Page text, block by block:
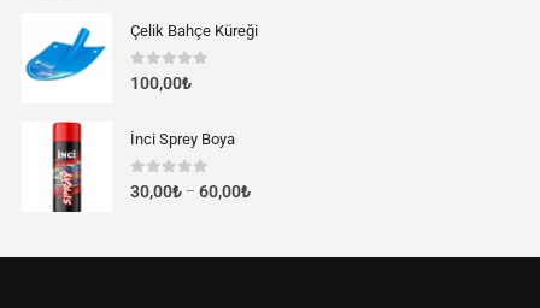
Çelik Bahçe Küreği
0 out of 5
100,00₺
İnci Sprey Boya
0out of 5
30,00₺ – 60,00₺